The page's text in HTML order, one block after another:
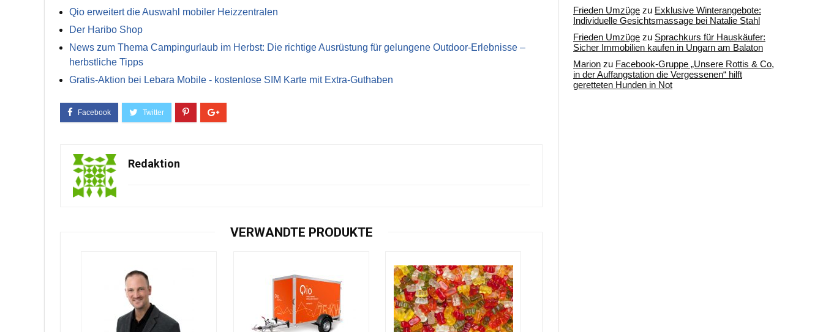
Qio erweitert die Auswahl mobiler Heizzentralen
Der Haribo Shop
News zum Thema Campingurlaub im Herbst: Die richtige Ausrüstung für gelungene Outdoor-Erlebnisse –
herbstliche Tipps
Gratis-Aktion bei Lebara Mobile - kostenlose SIM Karte mit Extra-Guthaben
Redaktion
VERWANDTE PRODUKTE
Frieden Umzüge zu Exklusive Winterangebote:
Individuelle Gesichtsmassage bei Natalie Stahl
Frieden Umzüge zu Sprachkurs für Hauskäufer:
Sicher Immobilien kaufen in Ungarn am Balaton
Marion zu Facebook-Gruppe „Unsere Rottis & Co,
in der Auffangstation die Vergessenen“ hilft
geretteten Hunden in Not